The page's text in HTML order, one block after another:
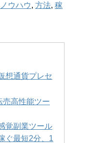
ノウハウ, 方法, 稼
想通貨プレセ
売高性能ツー
覚副業ツール
ぐ最短2分、1